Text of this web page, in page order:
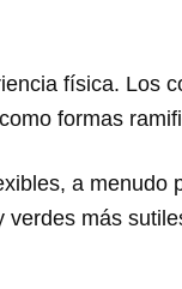
física. Los
formas
a
más